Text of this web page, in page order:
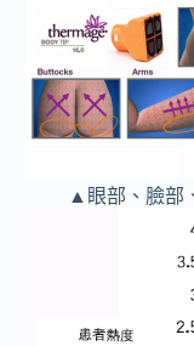
▲眼部、臉部